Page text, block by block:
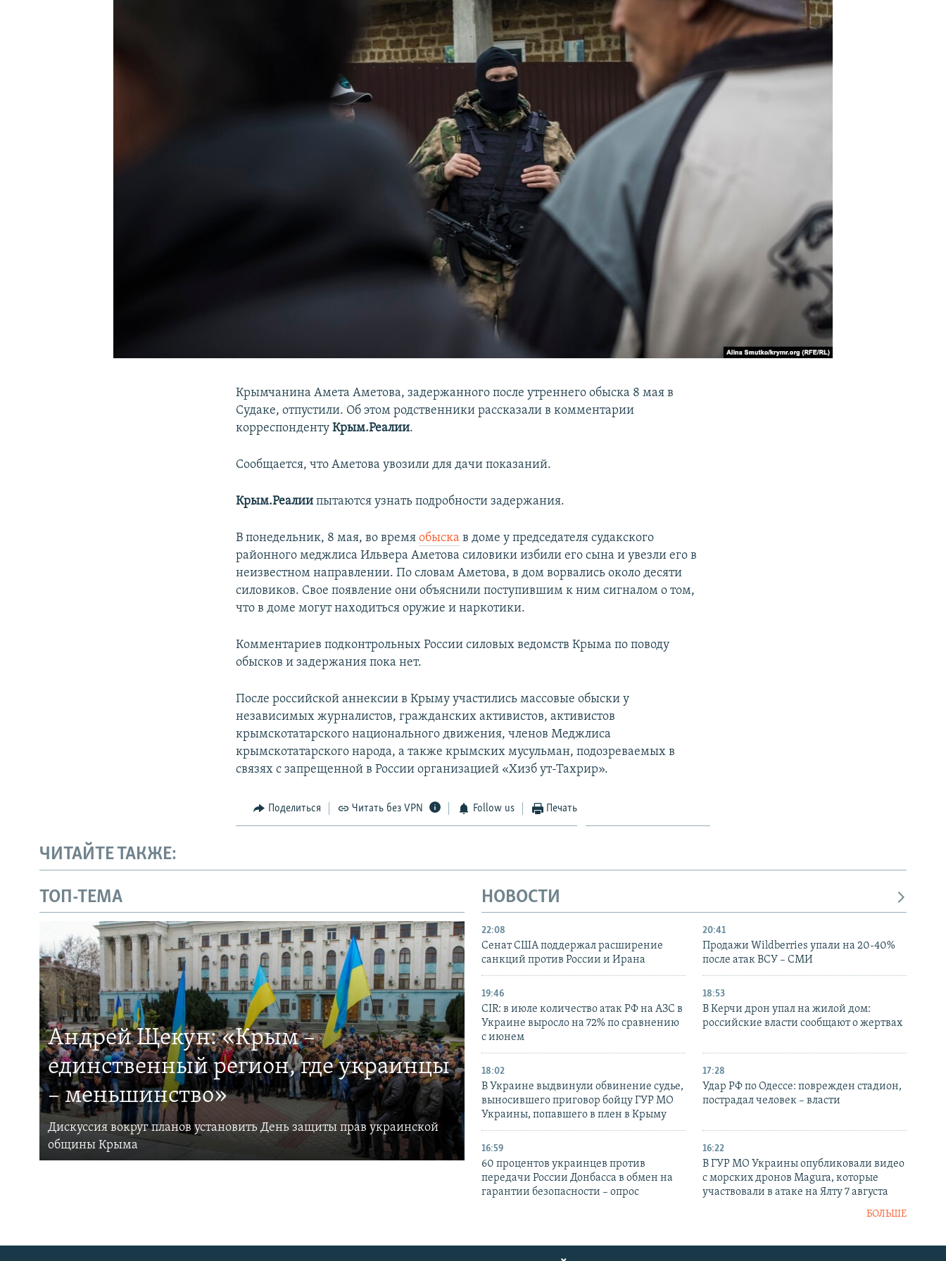
Крымчанина Амета Аметова, задержанного после утреннего обыска 8 мая в
Судаке, отпустили. Об этом родственники рассказали в комментарии
корреспонденту Крым.Реалии.
Сообщается, что Аметова увозили для дачи показаний.
Крым.Реалии пытаются узнать подробности задержания.
В понедельник, 8 мая, во времяобыска в доме у председателя судакского
районного меджлиса Ильвера Аметова силовики избили его сына и увезли его в
неизвестном направлении. По словам Аметова, в дом ворвались около десяти
силовиков. Свое появление они объяснили поступившим к ним сигналом о том,
что в доме могут находиться оружие и наркотики.
Комментариев подконтрольных России силовых ведомств Крыма по поводу
обысков и задержания пока нет.
После российской аннексии в Крыму участились массовые обыски у
независимых журналистов, гражданских активистов, активистов
крымскотатарского национального движения, членов Меджлиса
крымскотатарского народа, а также крымских мусульман, подозреваемых в
связях с запрещенной в России организацией «Хизб ут-Тахрир».
Поделиться Читать без VPN Follow us Печать
ЧИТАЙТЕ ТАКЖЕ:
ТОП-ТЕМА
Андрей Щекун: «Крым –
единственный регион, где украинцы
– меньшинство»
Дискуссия вокруг планов установить День защиты прав украинской
общины Крыма
НОВОСТИ
22:08
Сенат США поддержал расширение
санкций против России и Ирана
20:41
Продажи Wildberries упали на 20-40%
после атак ВСУ – СМИ
19:46
CIR: в июле количество атак РФ на АЗС в
Украине выросло на 72% по сравнению
с июнем
18:53
В Керчи дрон упал на жилой дом:
российские власти сообщают о жертвах
18:02
В Украине выдвинули обвинение судье,
выносившего приговор бойцу ГУР МО
Украины, попавшего в плен в Крыму
17:28
Удар РФ по Одессе: поврежден стадион,
пострадал человек – власти
16:59
60 процентов украинцев против
передачи России Донбасса в обмен на
гарантии безопасности – опрос
16:22
В ГУР МО Украины опубликовали видео
с морских дронов Magura, которые
участвовали в атаке на Ялту 7 августа
БОЛЬШЕ